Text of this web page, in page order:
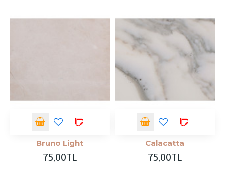
Bruno Light
75,00TL
Calacatta
75,00TL